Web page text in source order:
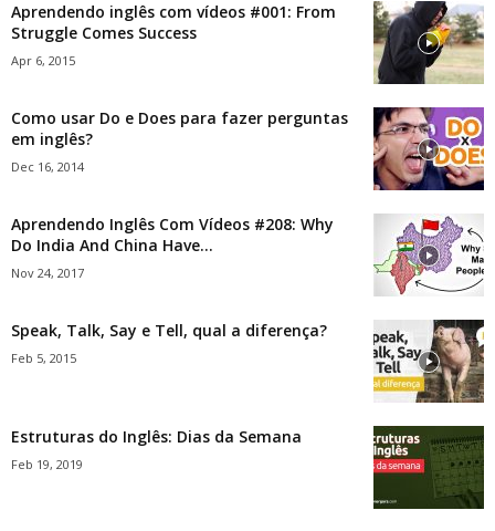
Aprendendo inglês com vídeos #001: From
Struggle Comes Success
Apr 6, 2015
Como usar Do e Does para fazer perguntas
em inglês?
Dec 16, 2014
Aprendendo Inglês Com Vídeos #208: Why
Do India And China Have...
Nov 24, 2017
Speak, Talk, Say e Tell, qual a diferença?
Feb 5, 2015
Estruturas do Inglês: Dias da Semana
Feb 19, 2019